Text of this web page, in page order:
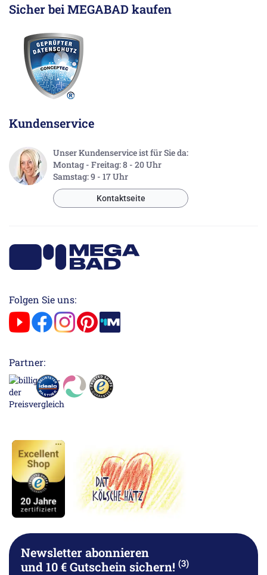
Sicher bei MEGABAD kaufen
Kundenservice
Unser Kundenservice ist für Sie da:
Montag - Freitag: 8 - 20 Uhr
Samstag: 9 - 17 Uhr
Kontaktseite
Folgen Sie uns:
Partner:
Newsletter abonnieren
und 10 € Gutschein sichern! (3)